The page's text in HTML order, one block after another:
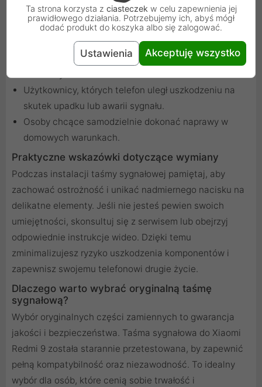
prosta w montażu, co pozwala na szybkie przywrócenie
funkcjonalności urządzenia.
Dla kogo przeznaczony jest ten produkt?
Serwisy naprawcze szukające wysokiej jakości części
Użytkownicy, których telefon uległ uszkodzeniu na
skutek upadku lub awarii sygnału.
Osoby chcące samodzielnie dokonać naprawy w
domowych warunkach.
Praktyczne wskazówki dotyczące wymiany
Podczas instalacji taśmy sygnałowej pamiętaj, aby
zachować ostrożność i unikać nadmiernego nacisku na
delikatne elementy. Jeśli nie jesteś pewien swoich
umiejętności, skonsultuj się z serwisem lub obejrzyj
odpowiednie instrukcje wideo. Dzięki temu
zminimalizujesz ryzyko uszkodzenia komponentów i
zapewnisz swojemu telefonowi drugie życie.
Dlaczego warto wybrać oryginalną taśmę
sygnałową?
Wybór oryginalnych części zamiennych to gwarancja
jakości i bezpieczeństwa. Taśma sygnałowa do Xiaomi
Redmi 9 została starannie przetestowana, by zapewnić
pełną kompatybilność oraz niezawodność. To idealny
wybór dla osób, które cenią sobie trwałość i
Ta strona korzysta z ciasteczekw celu zapewnienia jej
prawidłowego działania. Potrzebujemy ich, abyś mógł
dodać produkt do koszyka albo się zalogować.
Ustawienia Akceptuję wszystko